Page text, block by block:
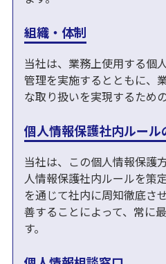
組織・体制
当社は、業務上使用する
管理を実施するとともに、
な取り扱いを実現するため
個人情報保護社内ルール
当社は、この個人情報保護
人情報保護社内ルールを策
を通じて社内に周知徹底さ
善することによって、常に
す。